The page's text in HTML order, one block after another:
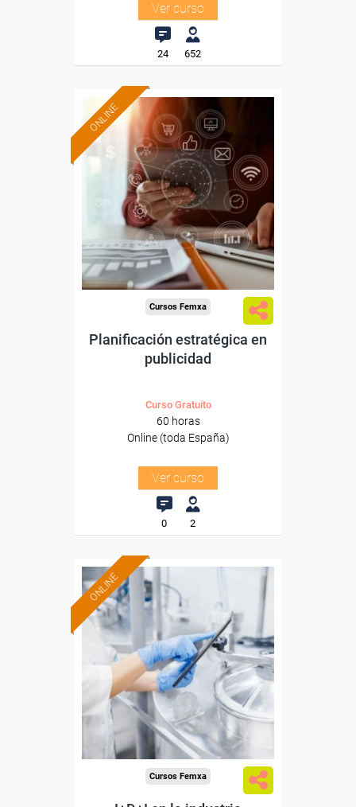
Ver curso
24 652
ONLINE
Formación 100%
subvencionada.
Para desempleados,
trabajadores y autónomos.
Sector
-Información, Comunicación
y Artes Gráficas.
Cursos Femxa
Planificación estratégica en
publicidad
Curso Gratuito
60 horas
Online (toda España)
Ver curso
0 2
ONLINE
Formación 100%
subvencionada.
Para desempleados,
trabajadores y autónomos.
Sector
-Industria Alimentaria.
Cursos Femxa